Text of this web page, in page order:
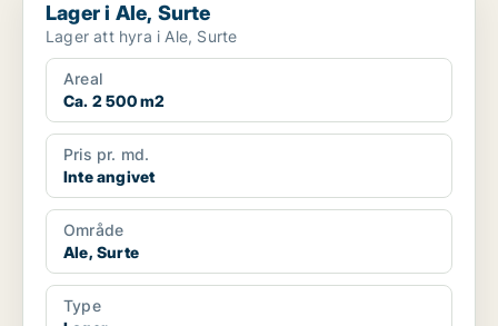
Lager i Ale, Surte
Lager att hyra i Ale, Surte
Areal
Ca. 2 500 m2
Pris pr. md.
Inte angivet
Område
Ale, Surte
Type